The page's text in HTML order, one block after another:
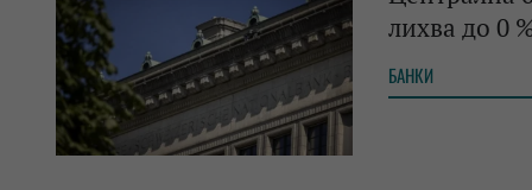
лихва до 0
БАНКИ